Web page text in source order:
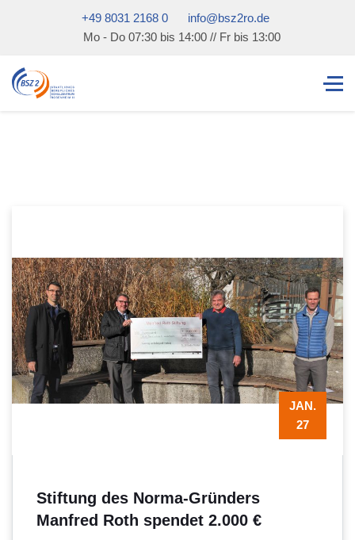
+49 8031 2168 0
info@bsz2ro.de
Mo - Do 07:30 bis 14:00 // Fr bis 13:00
Stiftung des Norma-Gründers
Manfred Roth spendet 2.000 €
JAN.
27